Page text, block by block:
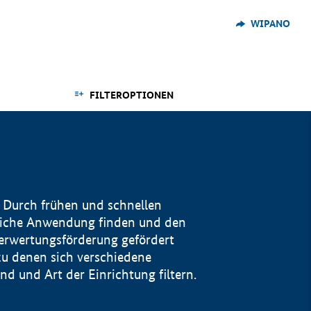
WIPANO
FILTEROPTIONEN
frühen und schnellen
Anwendung finden und den
gefördert
denen sich verschiedene
und Art der Einrichtung filtern.